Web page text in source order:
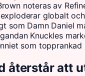
noteras av
globalt
som Damn Daniel
Knuckles
som topprankad
återstår att